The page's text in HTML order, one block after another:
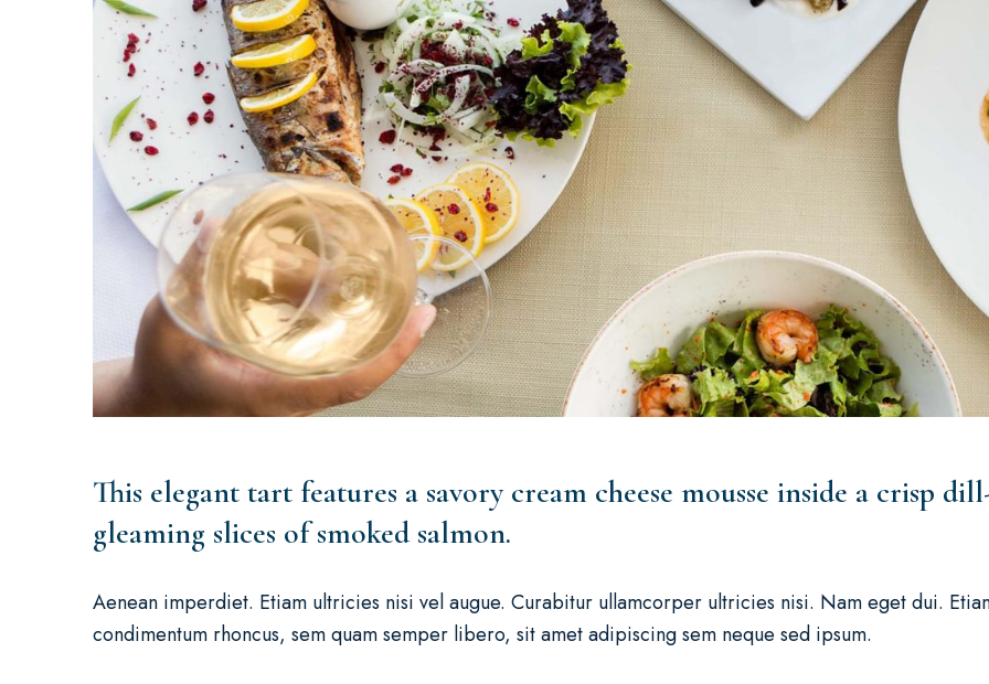
This elegant tart features a savory cream cheese mousse inside a crisp
gleaming slices of smoked salmon.
Aenean imperdiet. Etiam ultricies nisi vel augue. Curabitur ullamcorper ultricies nisi. Nam eget dui.
condimentum rhoncus, sem quam semper libero, sit amet adipiscing sem neque sed ipsum.